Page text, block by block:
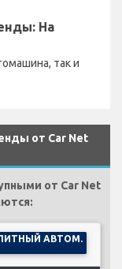
На
так и
от Car Net
от Car Net
АВТОМ.